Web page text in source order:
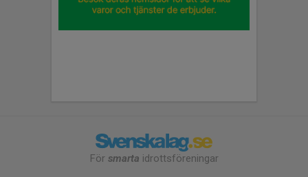
För smarta idrottsföreningar